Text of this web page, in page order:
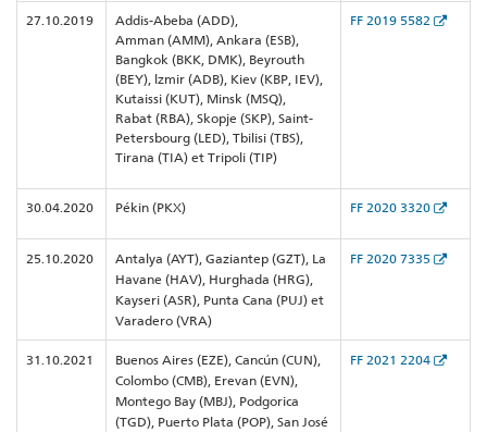
27.10.2019
Addis-Abeba (ADD),
Amman (AMM), Ankara (ESB),
Bangkok (BKK, DMK), Beyrouth
(BEY), lzmir (ADB), Kiev (KBP, IEV),
Kutaissi (KUT), Minsk (MSQ),
Rabat (RBA), Skopje (SKP), Saint-
Petersbourg (LED), Tbilisi (TBS),
Tirana (TIA) et Tripoli (TIP)
FF 2019 5582
30.04.2020 Pékin (PKX) FF 2020 3320
25.10.2020
Antalya (AYT), Gaziantep (GZT), La
Havane (HAV), Hurghada (HRG),
Kayseri (ASR), Punta Cana (PUJ) et
Varadero (VRA)
FF 2020 7335
31.10.2021
Buenos Aires (EZE), Cancún (CUN),
Colombo (CMB), Erevan (EVN),
Montego Bay (MBJ), Podgorica
(TGD), Puerto Plata (POP), San José
FF 2021 2204